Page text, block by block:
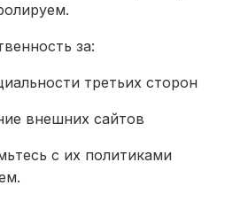
за:
третьих сторон
внешних сайтов
с их политиками